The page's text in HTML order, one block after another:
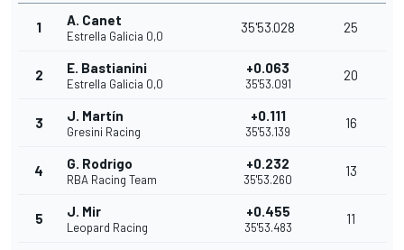
1 A. Canet
Estrella Galicia 0,0
35'53.028 25
2 E. Bastianini
Estrella Galicia 0,0
+0.063
35'53.091
20
3 J. Martín
Gresini Racing
+0.111
35'53.139
16
4 G. Rodrigo
RBA Racing Team
+0.232
35'53.260
13
5 J. Mir
Leopard Racing
+0.455
35'53.483
11